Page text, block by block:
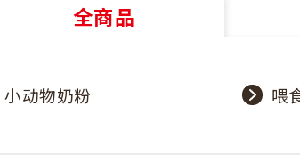
全商品
小动物奶粉 喂